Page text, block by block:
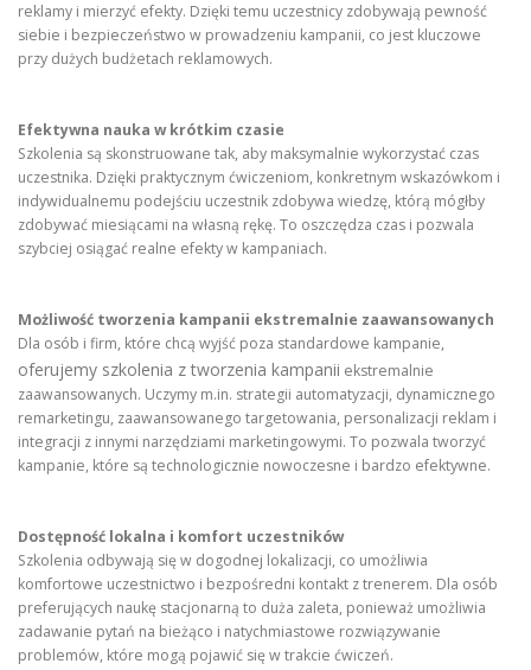
reklamy i mierzyć efekty. Dzięki temu uczestnicy zdobywają pewność
siebie i bezpieczeństwo w prowadzeniu kampanii, co jest kluczowe
przy dużych budżetach reklamowych.
Efektywna nauka w krótkim czasie
Szkolenia są skonstruowane tak, aby maksymalnie wykorzystać czas
uczestnika. Dzięki praktycznym ćwiczeniom, konkretnym wskazówkom i
indywidualnemu podejściu uczestnik zdobywa wiedzę, którą mógłby
zdobywać miesiącami na własną rękę. To oszczędza czas i pozwala
szybciej osiągać realne efekty w kampaniach.
Możliwość tworzenia kampanii ekstremalnie zaawansowanych
Dla osób i firm, które chcą wyjść poza standardowe kampanie,
oferujemy szkolenia z tworzenia kampanii ekstremalnie
zaawansowanych. Uczymy m.in. strategii automatyzacji, dynamicznego
remarketingu, zaawansowanego targetowania, personalizacji reklam i
integracji z innymi narzędziami marketingowymi. To pozwala tworzyć
kampanie, które są technologicznie nowoczesne i bardzo efektywne.
Dostępność lokalna i komfort uczestników
Szkolenia odbywają się w dogodnej lokalizacji, co umożliwia
komfortowe uczestnictwo i bezpośredni kontakt z trenerem. Dla osób
preferujących naukę stacjonarną to duża zaleta, ponieważ umożliwia
zadawanie pytań na bieżąco i natychmiastowe rozwiązywanie
problemów, które mogą pojawić się w trakcie ćwiczeń.